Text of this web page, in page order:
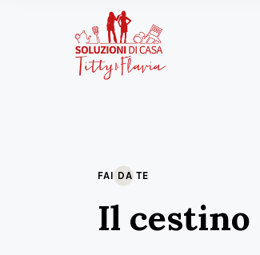
FAI DA TE
Il cestino